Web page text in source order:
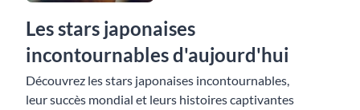
Les stars japonaises
incontournables d'aujourd'hui
Découvrez les stars japonaises incontournables,
leur succès mondial et leurs histoires captivantes